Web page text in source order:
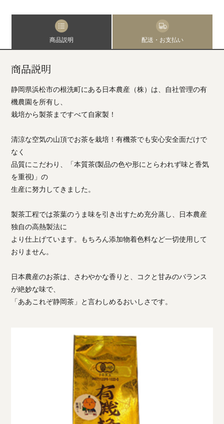
商品説明 配送・お支払い
商品説明
静岡県浜松市の根洗町にある日本農産（株）は、自社管理の有
機農園を所有し、
栽培から製茶まですべて自家製！
清涼な空気の山頂でお茶を栽培！有機茶でも安心安全面だけで
なく
品質にこだわり、「本質茶(製品の色や形にとらわれず味と香気
を重視)」の
生産に努力してきました。
製茶工程では茶葉のうま味を引き出すため充分蒸し、日本農産
独自の高熱製法に
より仕上げています。もちろん添加物着色料など一切使用して
おりません。
日本農産のお茶は、さわやかな香りと、コクと甘みのバランス
が絶妙な味で、
「ああこれぞ静岡茶」と言わしめるおいしさです。